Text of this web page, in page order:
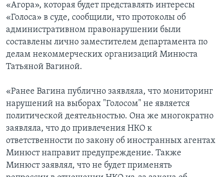
«Агора», которая будет представлять интересы
«Голоса» в суде, сообщили, что протоколы об
административном правонарушении были
составлены лично заместителем департамента по
делам некоммерческих организаций Минюста
Татьяной Вагиной.
«Ранее Вагина публично заявляла, что мониторинг
нарушений на выборах "Голосом" не является
политической деятельностью. Она же многократно
заявляла, что до привлечения НКО к
ответственности по закону об иностранных агентах
Минюст направит предупреждение. Также
Минюст заявлял, что не будет применять